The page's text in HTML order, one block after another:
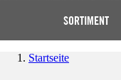
SORTIMENT
Startseite